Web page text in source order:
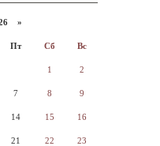
»
Пт Сб Вс
1 2
7 8 9
14 15 16
21 22 23